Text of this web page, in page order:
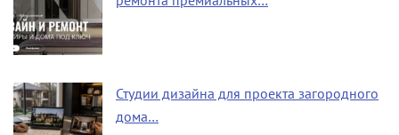
Студии дизайна для проекта загородного
дома…